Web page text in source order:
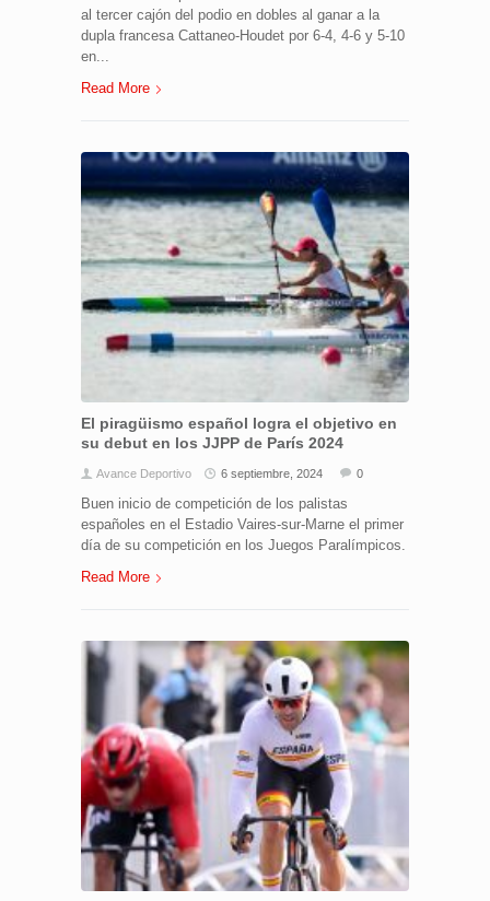
al tercer cajón del podio en dobles al ganar a la
dupla francesa Cattaneo-Houdet por 6-4, 4-6 y 5-10
en...
Read More
El piragüismo español logra el objetivo en
su debut en los JJPP de París 2024
Avance Deportivo 6 septiembre, 2024 0
Buen inicio de competición de los palistas
españoles en el Estadio Vaires-sur-Marne el primer
día de su competición en los Juegos Paralímpicos.
Read More